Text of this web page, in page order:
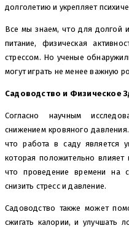
долголетию и укрепляет
Все мы знаем, что для долгой
питание, физическая
стрессом. Но ученые
могут играть не менее важную
Садоводство и Физическое
Согласно научным
снижением кровяного
что работа в саду является
которая положительно влияет
что проведение времени на
снизить стресс и давление.
Садоводство также может
сжигать калории, и улучшать